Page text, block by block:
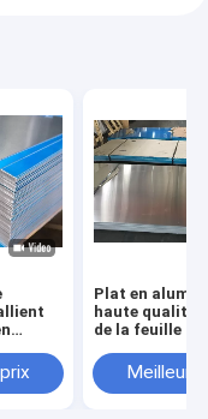
en
Plat en
haute qualité
de la feuille
construction
Meilleur